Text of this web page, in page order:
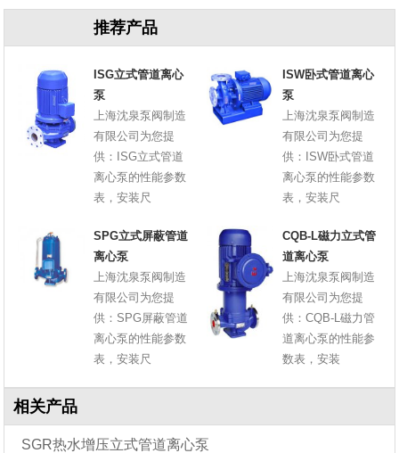
推荐产品
ISG立式管道离心
泵
上海沈泉泵阀制造
有限公司为您提
供：ISG立式管道
离心泵的性能参数
表，安装尺
ISW卧式管道离心
泵
上海沈泉泵阀制造
有限公司为您提
供：ISW卧式管道
离心泵的性能参数
表，安装尺
SPG立式屏蔽管道
离心泵
上海沈泉泵阀制造
有限公司为您提
供：SPG屏蔽管道
离心泵的性能参数
表，安装尺
CQB-L磁力立式管
道离心泵
上海沈泉泵阀制造
有限公司为您提
供：CQB-L磁力管
道离心泵的性能参
数表，安装
相关产品
SGR热水增压立式管道离心泵